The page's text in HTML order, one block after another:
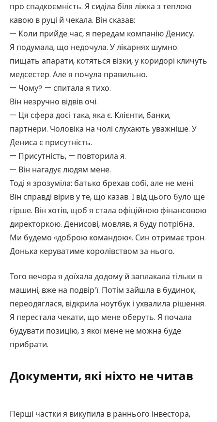
про спадкоємність. Я сиділа біля ліжка з теплою
кавою в руці й чекала. Він сказав:
— Коли прийде час, я передам компанію Денису.
Я подумала, що недочула. У лікарнях шумно:
пищать апарати, котяться візки, у коридорі кличуть
медсестер. Але я почула правильно.
— Чому? — спитала я тихо.
Він незручно відвів очі.
— Ця сфера досі така, яка є. Клієнти, банки,
партнери. Чоловіка на чолі слухають уважніше. У
Дениса є присутність.
— Присутність, — повторила я.
— Він нагадує людям мене.
Тоді я зрозуміла: батько брехав собі, але не мені.
Він справді вірив у те, що казав. І від цього було ще
гірше. Він хотів, щоб я стала офіційною фінансовою
директоркою. Денисові, мовляв, я буду потрібна.
Ми будемо «доброю командою». Син отримає трон.
Донька керуватиме королівством за нього.
Того вечора я доїхала додому й заплакала тільки в
машині, вже на подвір’ї. Потім зайшла в будинок,
переодяглася, відкрила ноутбук і ухвалила рішення.
Я перестала чекати, що мене оберуть. Я почала
будувати позицію, з якої мене не можна буде
прибрати.
Документи, які ніхто не читав
Перші частки я викупила в раннього інвестора,